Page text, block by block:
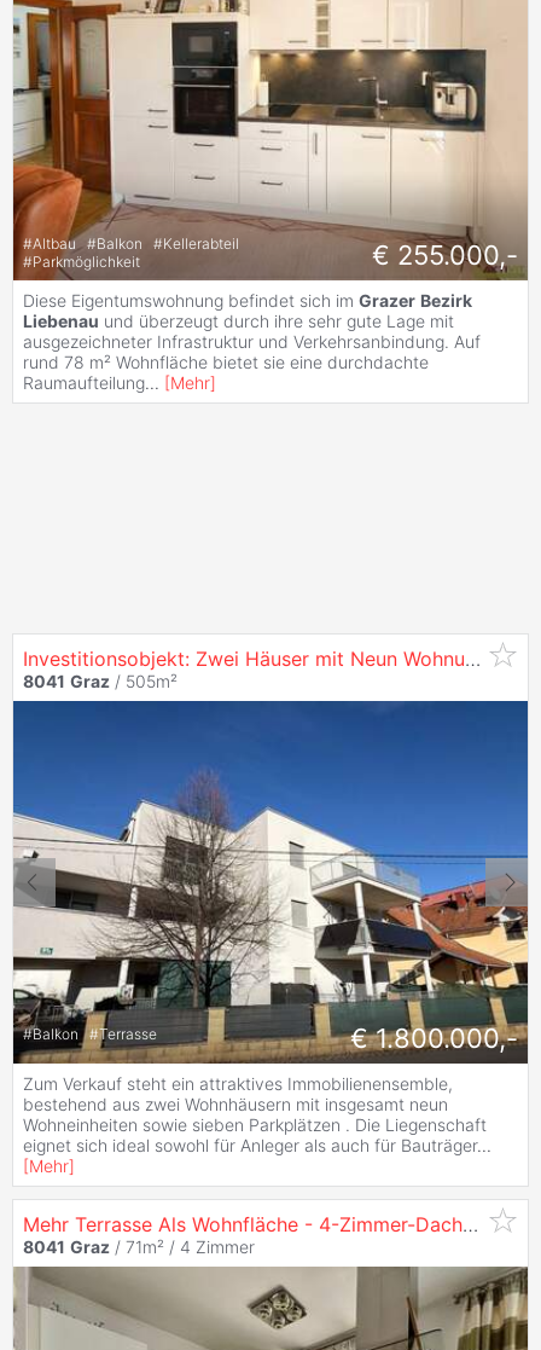
#Altbau #Balkon #Kellerabteil
#Parkmöglichkeit € 255.000,-
Diese Eigentumswohnung befindet sich im Grazer Bezirk
Liebenau und überzeugt durch ihre sehr gute Lage mit
ausgezeichneter Infrastruktur und Verkehrsanbindung. Auf
rund 78 m² Wohnfläche bietet sie eine durchdachte
Raumaufteilung... [Mehr]
Investitionsobjekt: Zwei Häuser mit Neun Wohnungen und Sieben Parkplätzen /
8041 Graz / 505m²
#Balkon #Terrasse € 1.800.000,-
Zum Verkauf steht ein attraktives Immobilienensemble,
bestehend aus zwei Wohnhäusern mit insgesamt neun
Wohneinheiten sowie sieben Parkplätzen . Die Liegenschaft
eignet sich ideal sowohl für Anleger als auch für Bauträger...
[Mehr]
Mehr Terrasse Als Wohnfläche - 4-Zimmer-Dachgeschosswohnung mit 86 m² Sonnenterrasse in
8041 Graz / 71m² / 4 Zimmer